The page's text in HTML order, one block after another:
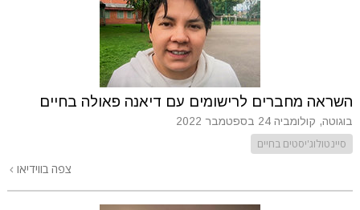
השראה מחברים לרישומים עם דיאנה פאולה בחיים
בוגוטה, קולומביה 24 בספטמבר 2022
סיינטולוג'יסטים בחיים
צפה בווידיאו